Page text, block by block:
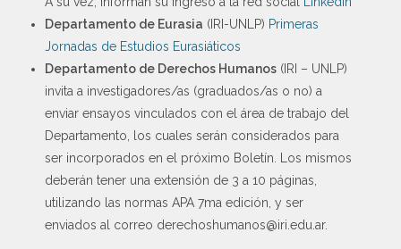
Departamento de Eurasia (IRI-UNLP) Primeras
Jornadas de Estudios Eurasiáticos
Departamento de Derechos Humanos (IRI – UNLP)
invita a investigadores/as (graduados/as o no) a
enviar ensayos vinculados con el área de trabajo del
Departamento, los cuales serán considerados para
ser incorporados en el próximo Boletín. Los mismos
deberán tener una extensión de 3 a 10 páginas,
utilizando las normas APA 7ma edición, y ser
enviados al correo derechoshumanos@iri.edu.ar.